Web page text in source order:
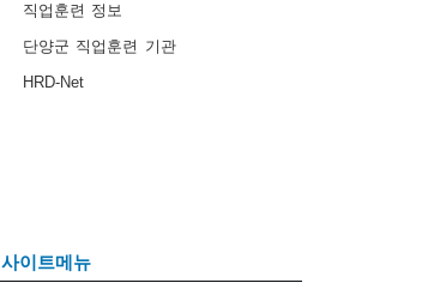
직업훈련 정보
단양군 직업훈련 기관
HRD-Net
사이트메뉴